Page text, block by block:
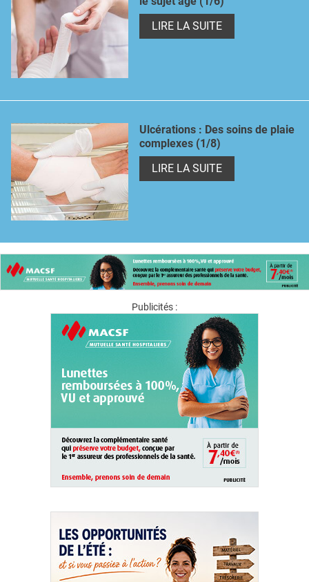
LIRE LA SUITE
Ulcérations : Des soins de plaie
complexes (1/8)
LIRE LA SUITE
Publicités :